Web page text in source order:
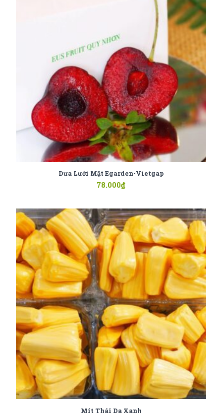
Dưa Lưới Mật Egarden-Vietgap
78.000₫
Mít Thái Da Xanh